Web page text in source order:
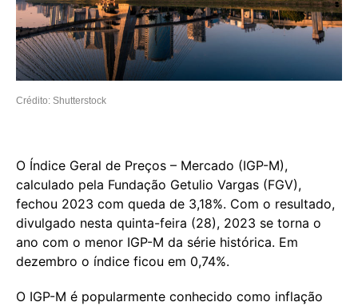
Crédito: Shutterstock
O Índice Geral de Preços – Mercado (IGP-M),
calculado pela Fundação Getulio Vargas (FGV),
fechou 2023 com queda de 3,18%. Com o resultado,
divulgado nesta quinta-feira (28), 2023 se torna o
ano com o menor IGP-M da série histórica. Em
dezembro o índice ficou em 0,74%.
O IGP-M é popularmente conhecido como inflação